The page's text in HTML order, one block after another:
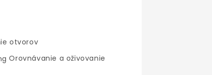
otvorov
Orovnávanie a oživovanie